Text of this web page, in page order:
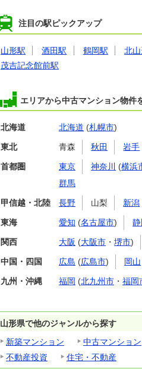
1,000万円
山形県山形市東原町
注目の駅ピックアップ
山形駅 酒田駅 鶴岡駅 北
茂吉記念館前駅
エリアから中古マンション物件
北海道 北海道 (札幌市)
東北 青森 秋田 岩手
首都圏 東京 神奈川 (横浜
群馬
甲信越・北陸 長野 山梨 新潟
東海 愛知 (名古屋市) 静
関西 大阪 (大阪市 ・ 堺市)
中国・四国 広島 (広島市) 岡山
九州・沖縄 福岡 (北九州市 ・ 福岡
山形県で他のジャンルから探す
新築マンション
中古マンション
不動産投資
住宅・不動産